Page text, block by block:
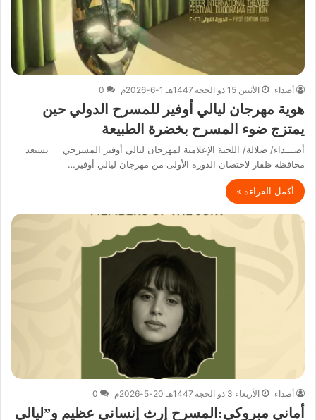
أصداء الأثنين 15 ذو الحجة 1447هـ 1-6-2026م 0
هوية مهرجان ليالي أوفير للمسرح الدولي حين
يمتزج ضوء المسرح بخضرة الطبيعة
أصـــداء/ صلالة/ اللجنة الإعلامية لمهرجان ليالي أوفير المسرحي تستعد
محافظة ظفار لاحتضان الدورة الأولى من مهرجان ليالي أوفير…
أكمل القراءة »
أصداء الأربعاء 3 ذو الحجة 1447هـ 20-5-2026م 0
أماني مبروكي:المسرح إرث إنساني عظيم و”ليالي